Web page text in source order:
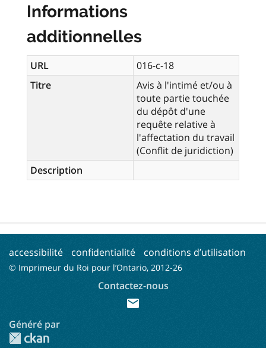
Informations
additionnelles
URL
016-c-18
Titre
Avis à l'intimé et/ou à
toute partie touchée
du dépôt d'une
requête relative à
l'affectation du travail
(Conflit de juridiction)
Description
accessibilité confidentialité conditions d’utilisation
© Imprimeur du Roi pour l’Ontario, 2012-26
Contactez-nous
mail
Généré par